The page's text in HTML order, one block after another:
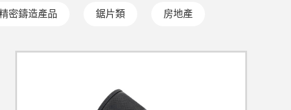
密鑄造產品 鋸片類 房地產